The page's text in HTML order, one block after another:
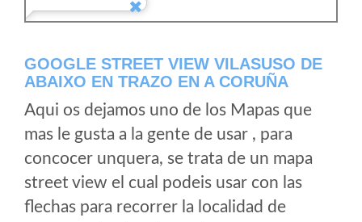
GOOGLE STREET VIEW VILASUSO DE
ABAIXO EN TRAZO EN A CORUÑA
Aqui os dejamos uno de los Mapas que
mas le gusta a la gente de usar , para
concocer unquera, se trata de un mapa
street view el cual podeis usar con las
flechas para recorrer la localidad de